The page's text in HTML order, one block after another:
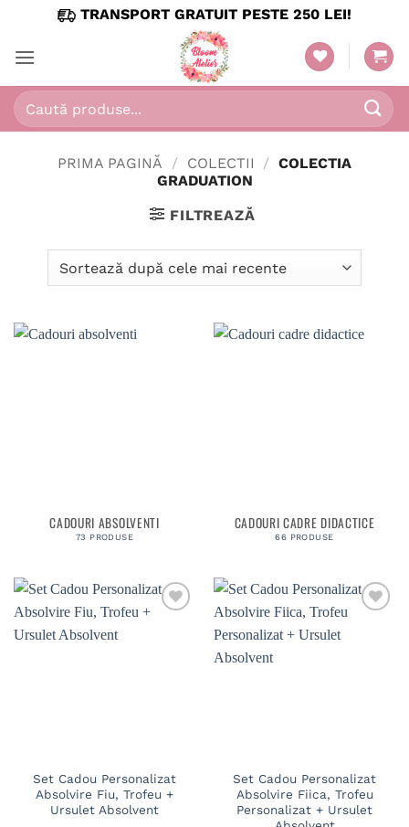
content
TRANSPORT GRATUIT PESTE 250 LEI!
Caută
după:
PRIMA PAGINĂ / COLECTII / COLECTIA
GRADUATION
FILTREAZĂ
CADOURI ABSOLVENTI
73 PRODUSE
CADOURI CADRE DIDACTICE
66 PRODUSE
Set Cadou Personalizat
Absolvire Fiu, Trofeu +
Ursulet Absolvent
Set Cadou Personalizat
Absolvire Fiica, Trofeu
Personalizat + Ursulet